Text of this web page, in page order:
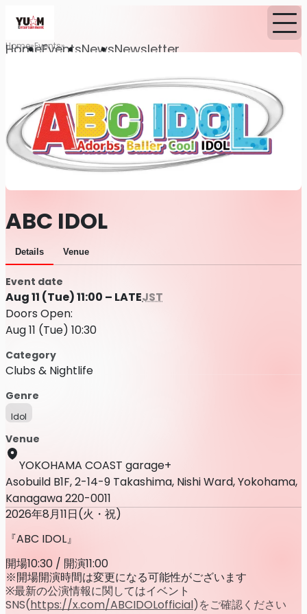
HomeEventsNewsNewsletter
Home Events
ABC IDOL
Details Venue
Event date
Aug 11 (Tue) 11:00 – LATEJST
Doors Open:
Aug 11 (Tue) 10:30
Category
Clubs & Nightlife
Genre
Idol
Venue
YOKOHAMA COAST garage+
Asobuild B1F, 2-14-9 Takashima, Nishi Ward, Yokohama,
Kanagawa 220-0011
2026年8月11日(火・祝)
『ABC IDOL』
開場10:30 / 開演11:00
※開場開演時間は変更になる可能性がございます
※最新の公演情報に関してはイベント
SNS(https://x.com/ABCIDOLofficial)をご確認ください